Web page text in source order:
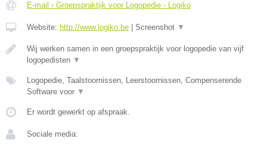
E-mail › Groepspraktijk voor Logopedie - Logiko
Website: http://www.logiko.be Screenshot ▼
Wij werken samen in een groepspraktijk voor logopedie van vijf
logopedisten ▼
Logopedie, Taalstoornissen, Leerstoornissen, Compenserende
Software voor ▼
Er wordt gewerkt op afspraak.
Sociale media: